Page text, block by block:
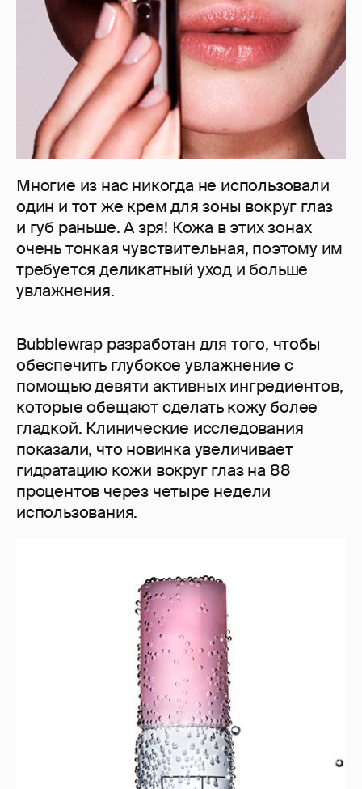
Многие из нас никогда не использовали
один и тот же крем для зоны вокруг глаз
и губ раньше. А зря! Кожа в этих зонах
очень тонкая чувствительная, поэтому им
требуется деликатный уход и больше
увлажнения.
Bubblewrap разработан для того, чтобы
обеспечить глубокое увлажнение с
помощью девяти активных ингредиентов,
которые обещают сделать кожу более
гладкой. Клинические исследования
показали, что новинка увеличивает
гидратацию кожи вокруг глаз на 88
процентов через четыре недели
использования.